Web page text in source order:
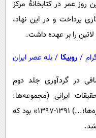
و از ۲۲ آذر ۱۳۶۸ تا آخرین روز عمر در کتابخانۀ مرکز
پرداخت و در این نهاد،
را بر عهده داشت.
/ روبیکا / بله عصر ایران
در گردآوری جلد دوم
ایرانی (مجموعه‌ها:
یادنامه‌ها؛ ارج‌نامه‌ها؛ جشن‌نامه‌ها؛ کنگره‌ها؛...) ۱۳۹۱-۱۳۹۷» بود که
‌شد.